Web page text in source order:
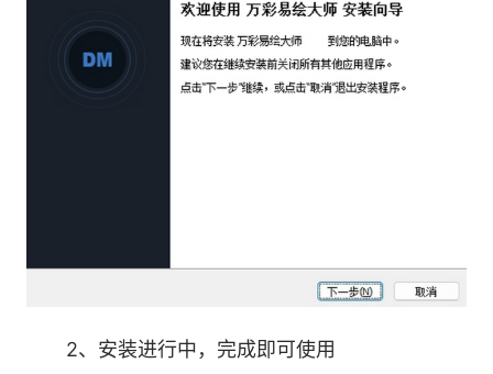
4、矢量图编辑：界面简洁操作简单，灵活的
绘图工具，10000+SVG素材，满足您的矢量素材
2、安装进行中，完成即可使用